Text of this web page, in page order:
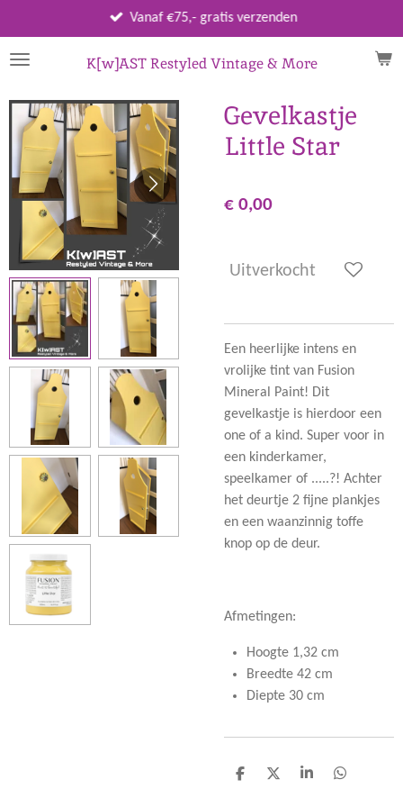
direct
naar
hoofdinhoud
K[w]AST Restyled Vintage & More
Vanaf €75,- gratis verzenden
Gevelkastje
Little Star
€ 0,00
Uitverkocht
Een heerlijke intens en
vrolijke tint van Fusion
Mineral Paint! Dit
gevelkastje is hierdoor een
one of a kind. Super voor in
een kinderkamer,
speelkamer of .....?! Achter
het deurtje 2 fijne plankjes
en een waanzinnig toffe
knop op de deur.
Afmetingen:
Hoogte 1,32 cm
Breedte 42 cm
Diepte 30 cm
D
D
S
D